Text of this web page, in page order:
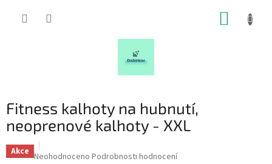
Fitness kalhoty na hubnutí,
neoprenové kalhoty - XXL
Akce Průměrné
Neohodnoceno Podrobnosti hodnocení